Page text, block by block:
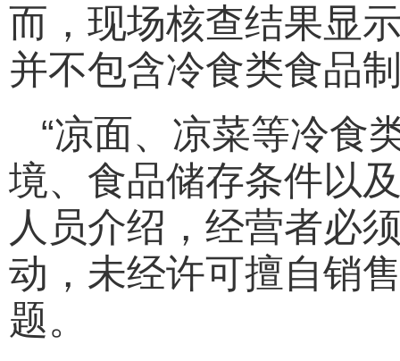
而，现场核查结果显
并不包含冷食类食品
“凉面、凉菜等冷食
境、食品储存条件以
人员介绍，经营者必
动，未经许可擅自销
题。